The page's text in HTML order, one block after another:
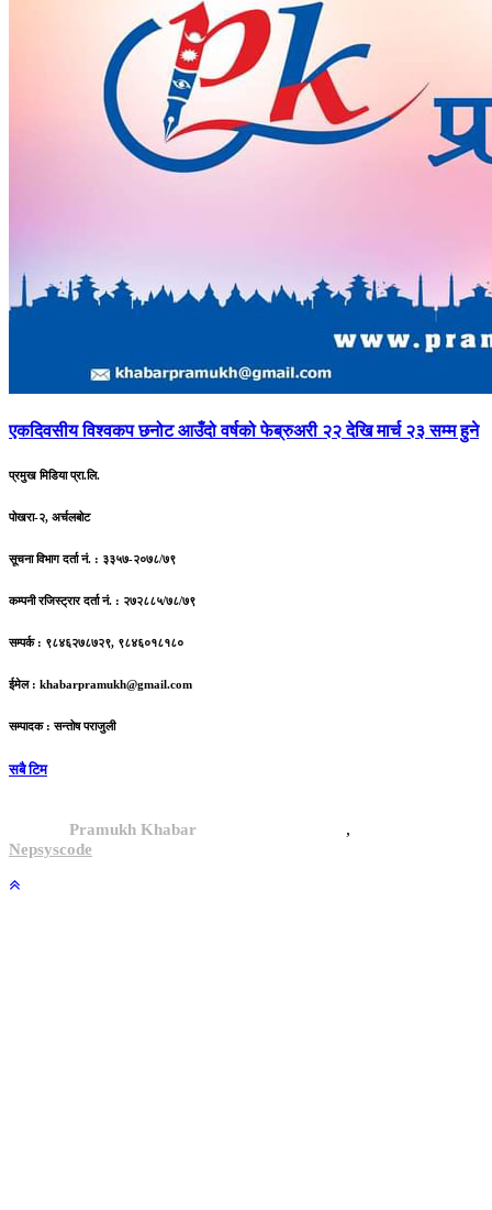
एकदिवसीयविश्वकप छनोट आउँदो वर्षको फेब्रुअरी २२ देखि मार्च २३ सम्म हुने
प्रमुख मिडिया प्रा.लि.
पोखरा-२, अर्चलबोट
सूचना विभाग दर्ता नं. : ३३५७-२०७८/७९
कम्पनी रजिस्ट्रार दर्ता नं. : २७२८८५/७८/७९
सम्पर्क : ९८४६२७८७२९, ९८४६०१८१८०
ईमेल : khabarpramukh@gmail.com
सम्पादक : सन्तोष पराजुली
सबै टिम
Pramukh Khabar, All rights reserved. ,
Nepsyscode